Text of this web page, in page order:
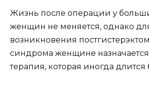
Жизнь после операции у
женщин не меняется, однако
возникновения
синдрома женщине
терапия, которая иногда длится